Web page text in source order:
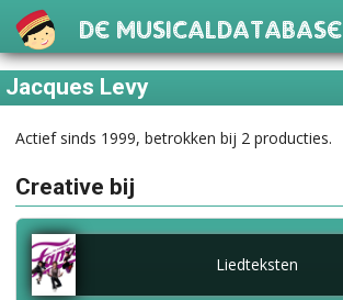
De Musicaldatabase
Jacques Levy
Actief sinds 1999, betrokken bij 2 producties.
Creative bij
Liedteksten